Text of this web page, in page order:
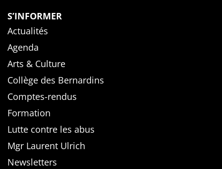
S’INFORMER
Actualités
Agenda
Arts & Culture
Collège des Bernardins
Comptes-rendus
Formation
Lutte contre les abus
Mgr Laurent Ulrich
Newsletters